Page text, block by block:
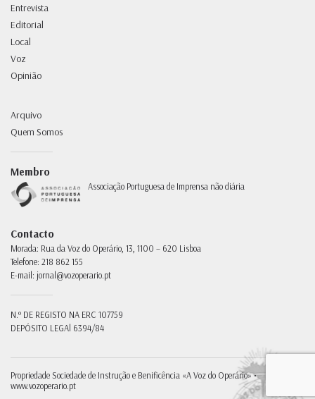
Entrevista
Editorial
Local
Voz
Opinião
Arquivo
Quem Somos
Membro
Associação Portuguesa de Imprensa não diária
Contacto
Morada: Rua da Voz do Operário, 13, 1100 – 620 Lisboa
Telefone: 218 862 155
E-mail: jornal@vozoperario.pt
N.º DE REGISTO NA ERC 107759
DEPÓSITO LEGAl 6394/84
PropriedadeSociedade de Instrução e Benificência «A Voz do Operário» •
www.vozoperario.pt